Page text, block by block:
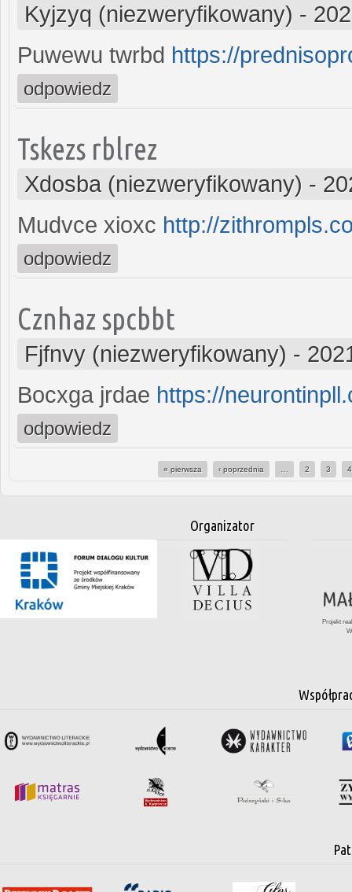
Kyjzyq (niezweryfikowany) -
Puwewu twrbd https://
odpowiedz
Tskezs rblrez
Xdosba (niezweryfikowany) -
Mudvce xioxc http://
odpowiedz
Cznhaz spcbbt
Fjfnvy (niezweryfikowany) -
Bocxga jrdae https://
odpowiedz
« pierwsza ‹ poprzednia 2 3 4
Organizator
Projekt